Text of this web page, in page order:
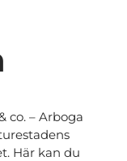
co. – Arboga
Här kan du